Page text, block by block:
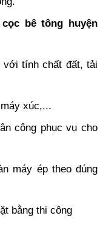
bê tông huyện
với tính chất đất, tải
xúc,...
công phục vụ cho
máy ép theo đúng
bằng thi công